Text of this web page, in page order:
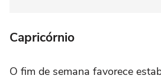
Capricórnio
O fim de semana favorece